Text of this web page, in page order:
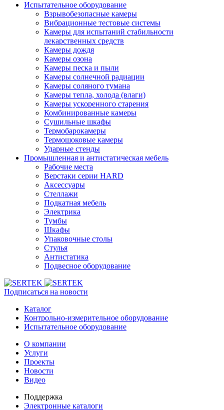
Испытательное оборудование
Взрывобезопасные камеры
Вибрационные тестовые системы
Камеры для испытаний стабильности
лекарственных средств
Камеры дождя
Камеры озона
Камеры песка и пыли
Камеры солнечной радиации
Камеры соляного тумана
Камеры тепла, холода (влаги)
Камеры ускоренного старения
Комбинированные камеры
Сушильные шкафы
Термобарокамеры
Термошоковые камеры
Ударные стенды
Промышленная и антистатическая мебель
Рабочие места
Верстаки серии HARD
Аксессуары
Стеллажи
Подкатная мебель
Электрика
Тумбы
Шкафы
Упаковочные столы
Стулья
Антистатика
Подвесное оборудование
Подписаться на новости
Каталог
Контрольно-измерительное оборудование
Испытательное оборудование
О компании
Услуги
Проекты
Новости
Видео
Поддержка
Электронные каталоги